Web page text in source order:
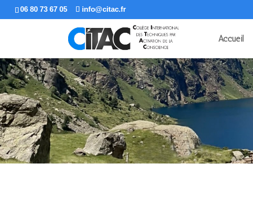
06 80 73 67 05 info@citac.fr
Accueil